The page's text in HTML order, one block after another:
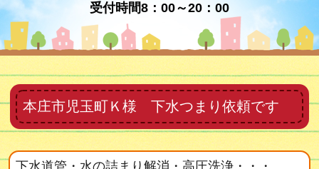
受付時間8：00～20：00
本庄市児玉町Ｋ様 下水つまり依頼です
下水道管・水の詰まり解消・高圧洗浄・・・